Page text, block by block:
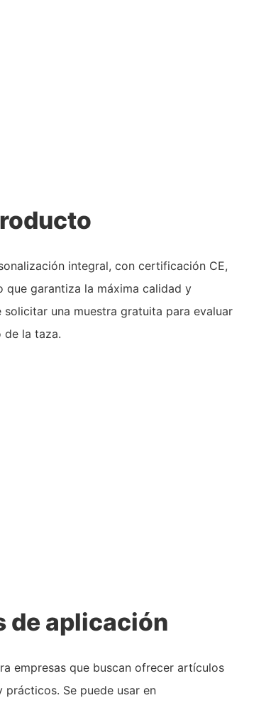
integral, con certificación CE,
que garantiza la máxima calidad y
una muestra gratuita para evaluar
de la taza.
de aplicación
empresas que buscan ofrecer artículos
prácticos. Se puede usar en